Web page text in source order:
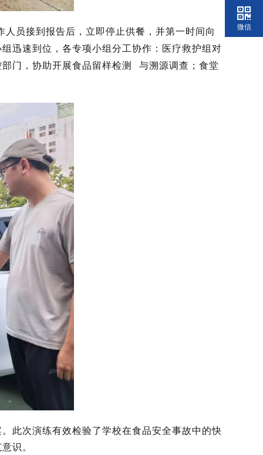
员接到报告后，立即停止供餐，并第一时间向
迅速到位，各专项小组分工协作：医疗救护组对
门，协助开展食品留样检测 与溯源调查；食堂
此次演练有效检验了学校在食品安全事故中的快
识。
微信